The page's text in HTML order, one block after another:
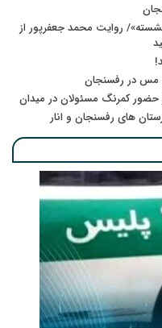
روایت محمد جعفرپور از
مس در رفسنجان
حضور کمرنگ مسئولان در میدان
های رفسنجان و انار